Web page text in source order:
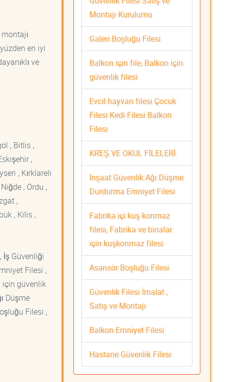
en iyi
ve
, Bitlis ,
,
, Kırklareli
, Ordu ,
,
, Kilis ,
İş Güvenliği
Filesi ,
için güvenlik
Düşme
Filesi ,
Montajı Kurulumu
Galeri Boşluğu Filesi
Balkon için file, Balkon için
güvenlik filesi
Evcil hayvan filesi Çocuk
Filesi Kedi Filesi Balkon
Filesi
KREŞ VE OKUL FİLELERİ
İnşaat Güvenlik Ağı Düşme
Durdurma Emniyet Filesi
Fabrika içi kuş konmaz
filesi, Fabrika ve binalar
için kuşkonmaz filesi
Asansör Boşluğu Filesi
Güvenlik Filesi İmalat ,
Satış ve Montajı
Balkon Emniyet Filesi
Hastane Güvenlik Filesi